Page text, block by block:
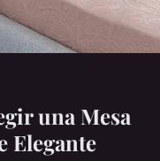
una Mesa
Elegante